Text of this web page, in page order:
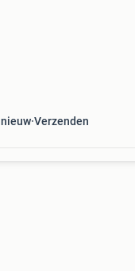
Verzenden